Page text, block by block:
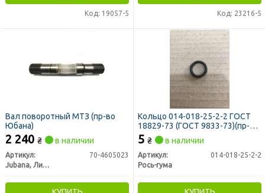
Код: 19057-5 Код: 23216-5
Вал поворотный МТЗ (пр-во
Юбана)
2 240 ₴ в наличии
Артикул:
70-4605023
Jubana, Литва
Кольцо 014-018-25-2-2 ГОСТ
18829-73 (ГОСТ 9833-73)(пр-во
Украина)
5 ₴ в наличии
Артикул:
014-018-25-2-2
Рось-гума